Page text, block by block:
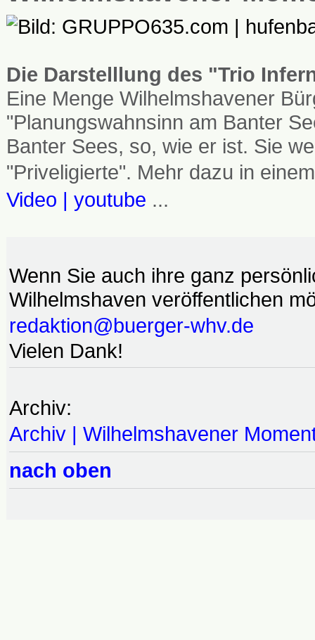
Die Darstelllung des "Trio
Eine Menge Wilhelmshavener
"Planungswahnsinn am Banter
Banter Sees, so, wie er ist. Sie
"Priveligierte". Mehr dazu in
Video | youtube ...
Wenn Sie auch ihre ganz
Wilhelmshaven veröffentlichen
redaktion@buerger-whv.de
Vielen Dank!
Archiv:
Archiv | Wilhelmshavener
nach oben